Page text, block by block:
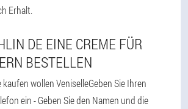
Erhalt.
DE EINE CREME FÜR
BESTELLEN
wollen VeniselleGeben Sie Ihren
ein - Geben Sie den Namen und die